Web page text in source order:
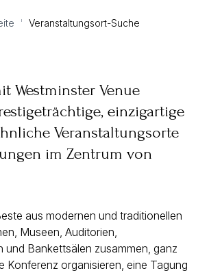
' Veranstaltungsort-Suche
Westminster Venue
einzigartige
Veranstaltungsorte
im Zentrum von
aus modernen und traditionellen
Museen, Auditorien,
und Bankettsälen zusammen, ganz
Konferenz organisieren, eine Tagung